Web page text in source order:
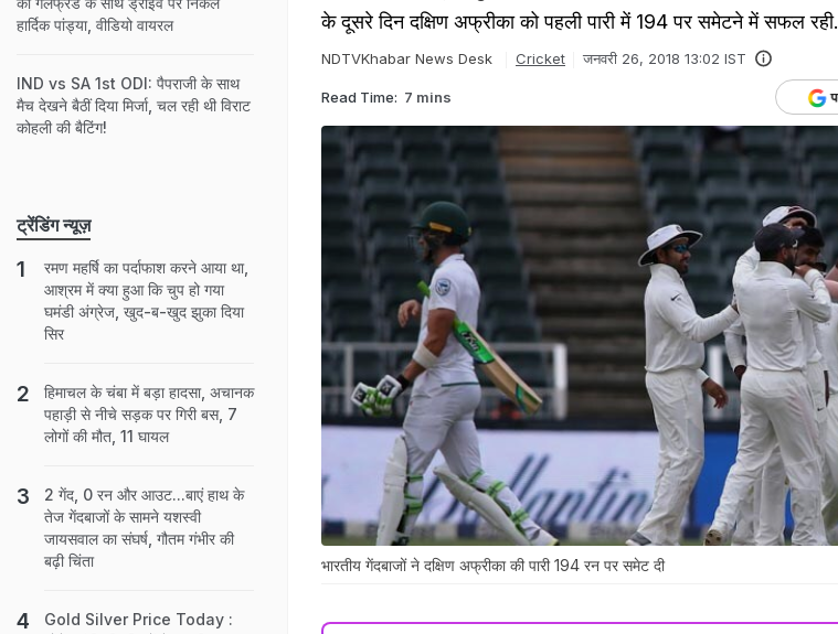
के दूसरे दिन दक्षिण अफ्रीका को पहली पारी में 194 पर समेटने में सफल रही.
NDTVKhabar News Desk Cricket जनवरी 26, 2018 13:02 IST
Read Time: 7 mins
भारतीय गेंदबाजों ने दक्षिण अफ्रीका की पारी 194 रन पर समेट दी
हार्दिक पांड्या, वीडियो वायरल
IND vs SA 1st ODI: पैपराजी के साथ
मैच देखने बैठीं दिया मिर्जा, चल रही थी विराट
कोहली की बैटिंग!
ट्रेंडिंग न्यूज़
रमण महर्षि का पर्दाफाश करने आया था,
आश्रम में क्या हुआ कि चुप हो गया
घमंडी अंग्रेज, खुद-ब-खुद झुका दिया
सिर
हिमाचल के चंबा में बड़ा हादसा, अचानक
पहाड़ी से नीचे सड़क पर गिरी बस, 7
लोगों की मौत, 11 घायल
2 गेंद, 0 रन और आउट...बाएं हाथ के
तेज गेंदबाजों के सामने यशस्वी
जायसवाल का संघर्ष, गौतम गंभीर की
बढ़ी चिंता
Gold Silver Price Today :